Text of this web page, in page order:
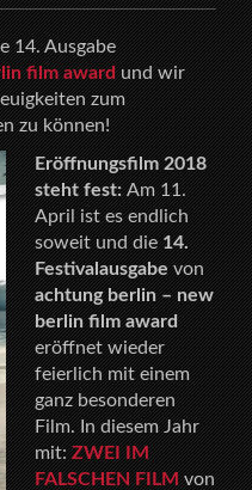
14. Ausgabe
film awardund wir
zum
zu können!
Eröffnungsfilm 2018
steht fest:Am 11.
April ist es endlich
soweit und die14.
Festivalausgabevon
achtung berlin – new
berlin film award
eröffnet wieder
feierlich mit einem
ganz besonderen
Film. In diesem Jahr
mit:ZWEI IM
FALSCHEN FILMvon